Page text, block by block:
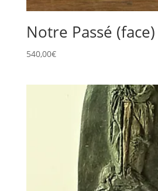
Notre Passé (face)
540,00€